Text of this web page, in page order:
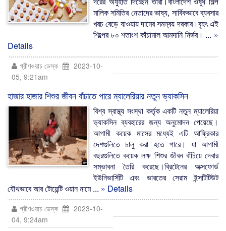
মালিক সমিতির নেতাদের ভাষ্য, সার্বিকভাবে ব্যবসার
খরচ বেড়ে যাওয়ায় দামের সমন্বয় দরকার।বৃহৎ এই
শিল্পের ৮০ শতাংশ কাঁচামাল আমদানি নির্ভর। ... »
Details
গ্রীণওয়াচ ডেস্ক
2023-10-
05, 9:21am
হাজার হাজার শিশুর জীবন বাঁচাতে পারে ম্যালেরিয়ার নতুন ভ্যাকসিন
বিশ্ব স্বাস্থ্য সংস্থা কর্তৃক একটি নতুন ম্যালেরিয়া
ভ্যাকসিন ব্যবহারের জন্য অনুমোদন পেয়েছে।
আগামী কয়েক মাসের মধ্যেই এটি আফ্রিকার
দেশগুলিতে চালু করা হতে পারে। যা আগামী
বছরগুলিতে কয়েক লক্ষ শিশুর জীবন বাঁচিয়ে দেবার
সম্ভাবনা তৈরি করেছে।ব্রিটেনের অক্সফোর্ড
ইউনিভার্সিটি এবং ভারতের সেরাম ইন্সটিটিউট
যৌথভাবে আর টোয়েন্টি ওয়ান নামে ... » Details
গ্রীণওয়াচ ডেস্ক
2023-10-
04, 9:24am